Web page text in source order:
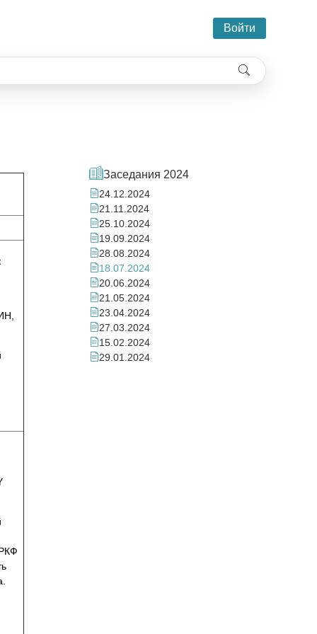
Войти
Заседания 2024
24.12.2024
21.11.2024
25.10.2024
19.09.2024
28.08.2024
18.07.2024
20.06.2024
21.05.2024
23.04.2024
27.03.2024
15.02.2024
29.01.2024